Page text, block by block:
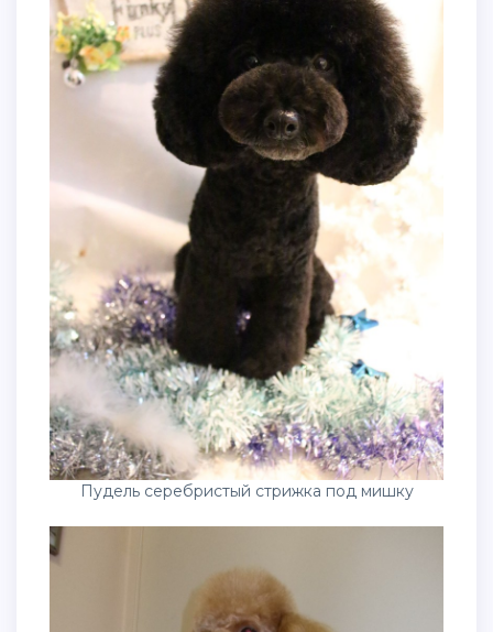
Пудель серебристый стрижка под мишку